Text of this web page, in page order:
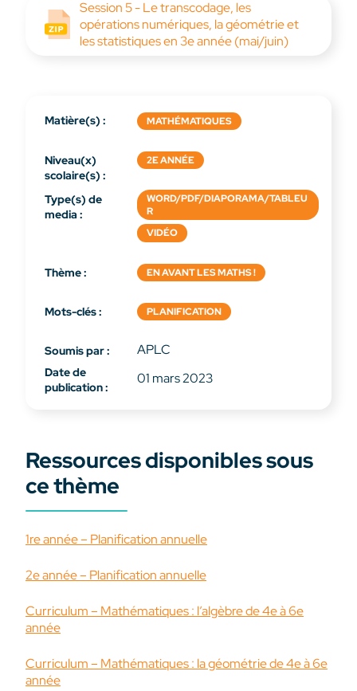
Session 5 - Le transcodage, les
opérations numériques, la géométrie et
les statistiques en 3e année (mai/juin)
Matière(s) : MATHÉMATIQUES
Niveau(x)
scolaire(s) :
2E ANNÉE
Type(s) de
media :
WORD/PDF/DIAPORAMA/TABLEU
R
VIDÉO
Thème : EN AVANT LES MATHS !
Mots-clés : PLANIFICATION
Soumis par : APLC
Date de
publication :
01 mars 2023
Ressources disponibles sous
ce thème
1re année – Planification annuelle
2e année – Planification annuelle
Curriculum – Mathématiques : l’algèbre de 4e à 6e
année
Curriculum – Mathématiques : la géométrie de 4e à 6e
année